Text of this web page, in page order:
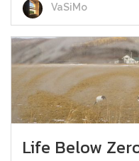
VaSiMo
Life Below